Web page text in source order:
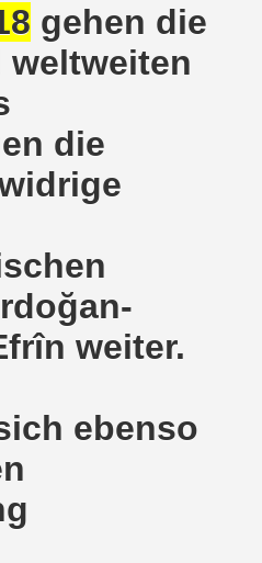
gehen die
weltweiten
die
weiter.
ebenso
Bewegung - stärken wir
müssen alles tun, um
14.03.2022 - stärken wir
Protest und breiter
zum Tag des
2022 in der Innenstadt
Bewegung
2022 am 10.01.2022
Ampel-Koalition unter
an der Saale Contra
Zeichen des Kampfs zur
Widerstands für die